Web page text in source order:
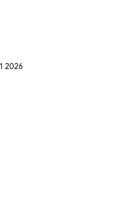
2026